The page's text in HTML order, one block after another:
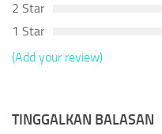
2 Star
1 Star
(Add your review)
TINGGALKAN BALASAN